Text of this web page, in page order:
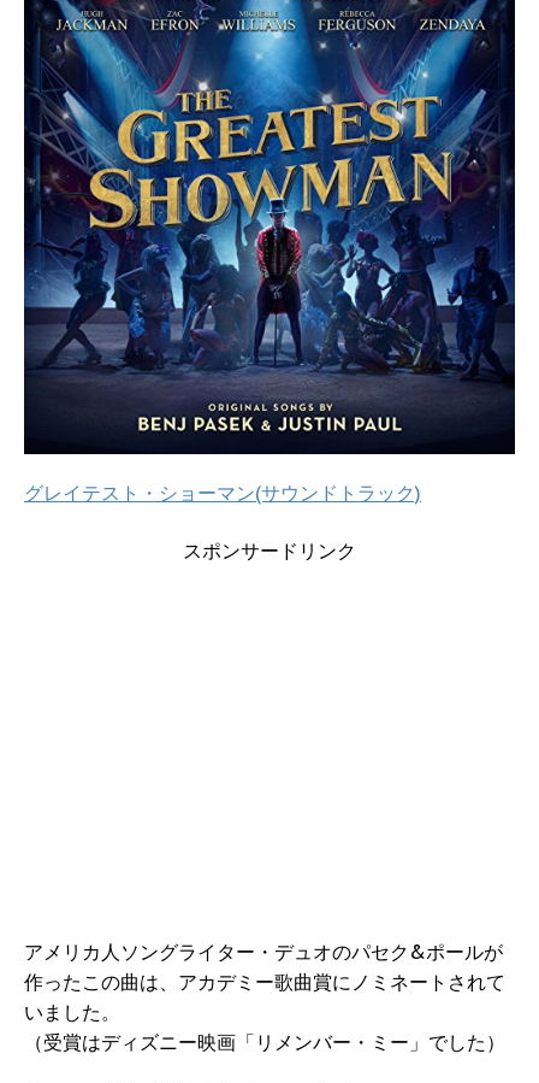
グレイテスト・ショーマン(サウンドトラック)
スポンサードリンク
アメリカ人ソングライター・デュオのパセク&ポールが
作ったこの曲は、アカデミー歌曲賞にノミネートされて
いました。
（受賞はディズニー映画「リメンバー・ミー」でした）